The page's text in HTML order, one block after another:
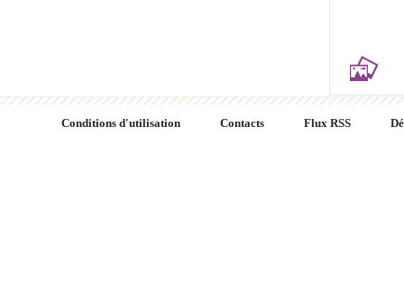
Conditions d'utilisation Contacts Flux RSS